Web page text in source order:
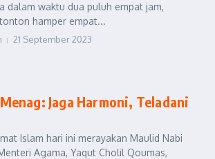
dalam waktu dua puluh empat jam,
hamper empat...
21 September 2023
Jaga Harmoni, Teladani
Islam hari ini merayakan Maulid Nabi
Agama, Yaqut Cholil Qoumas,